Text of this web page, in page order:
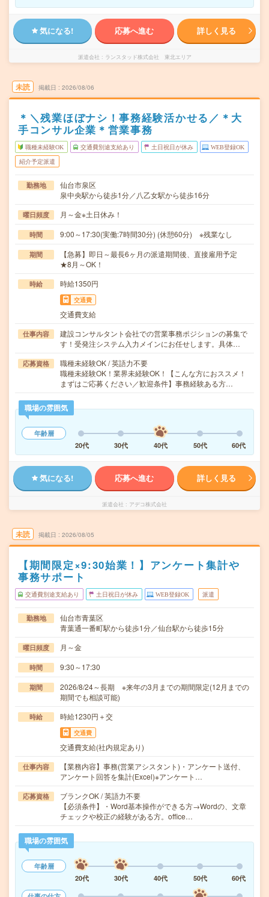
気になる! 応募へ進む 詳しく見る
派遣会社 ランスタッド株式会社 東北エリア
未読 掲載日 2026/08/06
＊＼残業ほぼナシ！事務経験活かせる／＊大
手コンサル企業＊営業事務
職種未経験OK 交通費別途支給あり 土日祝日が休み WEB登録OK
紹介予定派遣
勤務地
仙台市泉区
泉中央駅から徒歩1分／八乙女駅から徒歩16分
曜日頻度 月～金※土日休み！
時間 9:00～17:30(実働:7時間30分) (休憩60分) ※残業なし
期間
【急募】即日～最長6ヶ月の派遣期間後、直接雇用予定
★8月～OK！
時給 時給1350円
交通費
交通費支給
仕事内容
建設コンサルタント会社での営業事務ポジションの募集で
す！受発注システム入力メインにお任せします。具体…
応募資格
職種未経験OK / 英語力不要
職種未経験OK！業界未経験OK！【こんな方におススメ！
まずはご応募ください／歓迎条件】事務経験ある方…
職場の雰囲気
年齢層
20代
30代 40代 50代 60代
気になる! 応募へ進む 詳しく見る
派遣会社 アデコ株式会社
未読 掲載日 2026/08/05
【期間限定×9:30始業！】アンケート集計や
事務サポート
交通費別途支給あり 土日祝日が休み WEB登録OK 派遣
勤務地
仙台市青葉区
青葉通一番町駅から徒歩1分／仙台駅から徒歩15分
曜日頻度 月～金
時間 9:30～17:30
期間
2026/8/24～長期 ※来年の3月までの期間限定(12月までの
期間でも相談可能)
時給 時給1230円＋交
交通費
交通費支給(社内規定あり)
仕事内容
【業務内容】事務(営業アシスタント)・アンケート送付、
アンケート回答を集計(Excel)※アンケート…
応募資格
ブランクOK / 英語力不要
【必須条件】・Word基本操作ができる方→Wordの、文章
チェックや校正の経験がある方。office…
職場の雰囲気
年齢層
20代
30代 40代 50代
60代